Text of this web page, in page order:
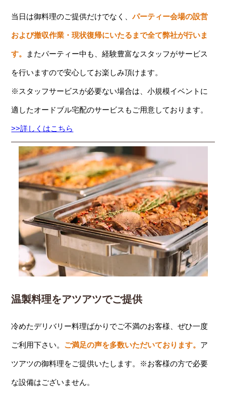
当日は御料理のご提供だけでなく、パーティー会場の設営
および撤収作業・現状復帰にいたるまで全て弊社が行いま
す。 またパーティー中も、経験豊富なスタッフがサービス
を行いますので安心してお楽しみ頂けます。
※スタッフサービスが必要ない場合は、小規模イベントに
適したオードブル宅配のサービスもご用意しております。
>>詳しくはこちら
温製料理をアツアツでご提供
冷めたデリバリー料理ばかりでご不満のお客様、ぜひ一度
ご利用下さい。 ご満足の声を多数いただいております。 ア
ツアツの御料理をご提供いたします。※お客様の方で必要
な設備はございません。